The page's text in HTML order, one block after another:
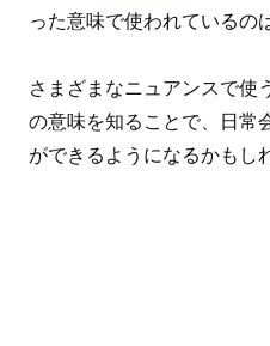
った意味で使われているの
さまざまなニュアンスで使
の意味を知ることで、日常
ができるようになるかもし